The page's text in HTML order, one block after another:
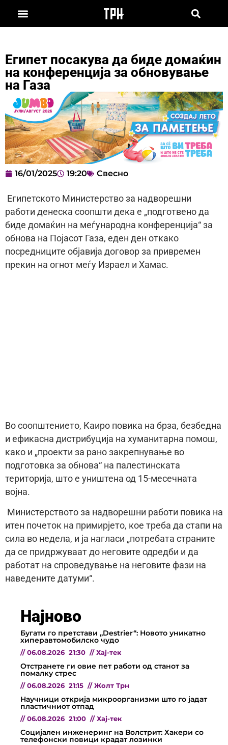
Египет посакува да биде домаќин
на конференција за обновување
на Газа
16/01/2025 19:20 Свесно
Египетското Министерство за надворешни
работи денеска соопшти дека е „подготвено да
биде домаќин на меѓународна конференција“ за
обнова на Појасот Газа, еден ден откако
посредниците објавија договор за привремен
прекин на огнот меѓу Израел и Хамас.
Во соопштението, Каиро повика на брза, безбедна
и ефикасна дистрибуција на хуманитарна помош,
како и „проекти за рано закрепнување во
подготовка за обнова“ на палестинската
територија, што е уништена од 15-месечната
војна.
Министерството за надворешни работи повика на
итен почеток на примирјето, кое треба да стапи на
сила во недела, и ја нагласи „потребата страните
да се придржуваат до неговите одредби и да
работат на спроведување на неговите фази на
наведените датуми“.
Најново
Бугати го претстави „Destrier“: Новото уникатно
хиперавтомобилско чудо
// 06.08.2026 21:30 // Хај-тек
Отстранете ги овие пет работи од станот за
помалку стрес
// 06.08.2026 21:15 // Жолт Трн
Научници открија микроорганизми што го јадат
пластичниот отпад
// 06.08.2026 21:00 // Хај-тек
Социјален инженеринг на Волстрит: Хакери со
телефонски повици крадат лозинки